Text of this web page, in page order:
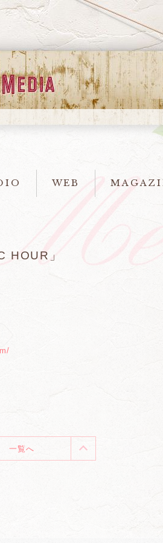
WEB
HOUR」
一覧へ